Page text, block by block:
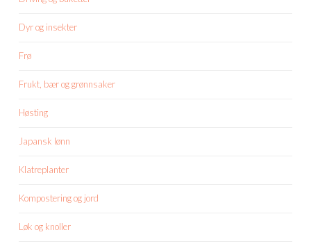
Dyr og insekter
Frø
Frukt, bær og grønnsaker
Høsting
Japansk lønn
Klatreplanter
Kompostering og jord
Løk og knoller